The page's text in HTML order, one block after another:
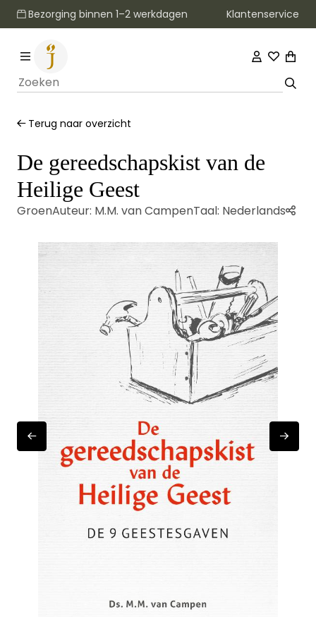
Bezorging binnen 1–2 werkdagen Klantenservice
Terug naar overzicht
De gereedschapskist van de
Heilige Geest
GroenAuteur: M.M. van CampenTaal: Nederlands